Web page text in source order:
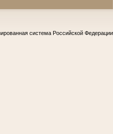
система Российской